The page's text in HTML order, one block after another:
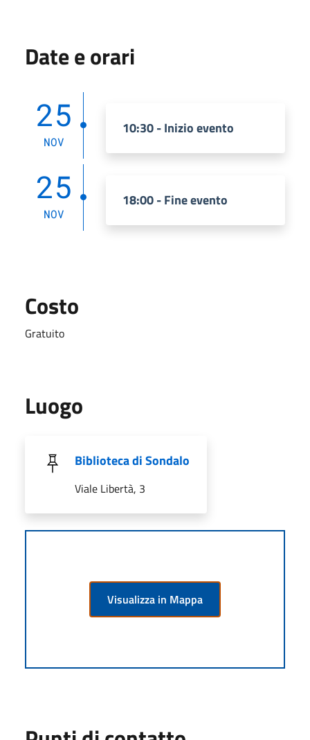
Date e orari
25
NOV
10:30 - Inizio evento
25
NOV
18:00 - Fine evento
Costo
Gratuito
Luogo
Biblioteca di Sondalo
Viale Libertà, 3
Visualizza in Mappa